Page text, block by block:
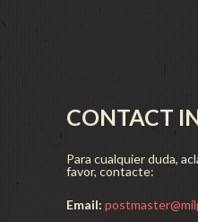
CONTACT
Para cualquier duda,
favor, contacte:
Email: